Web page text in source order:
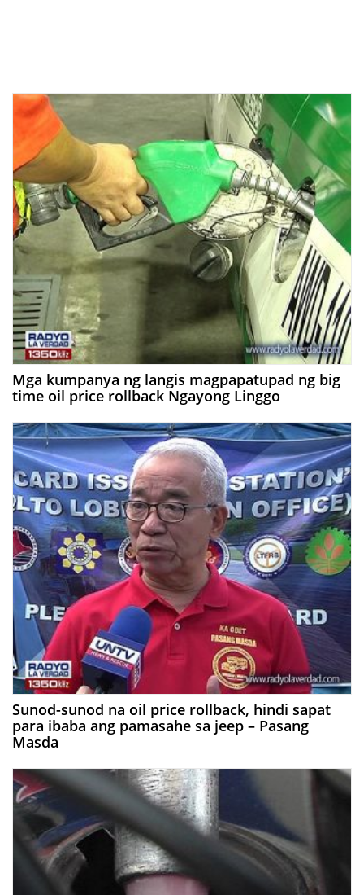
Mga kumpanya ng langis magpapatupad ng big
time oil price rollback Ngayong Linggo
Sunod-sunod na oil price rollback, hindi sapat
para ibaba ang pamasahe sa jeep – Pasang
Masda